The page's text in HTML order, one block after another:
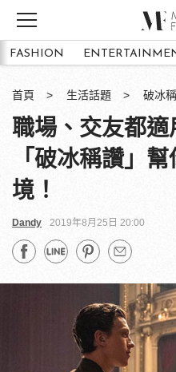
FASHION
首頁 生活話題 破冰
職場、交友都
「破冰稱讚」
境！
Dandy 2019年8月25日 20:00